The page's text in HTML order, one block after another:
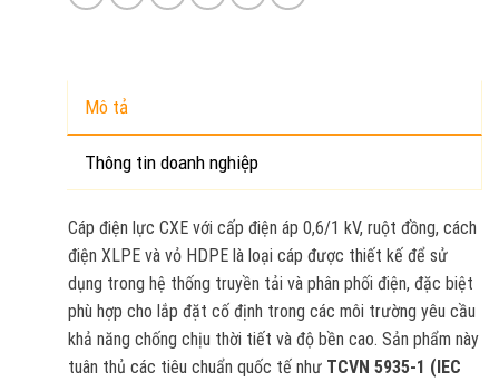
Mô tả
Thông tin doanh nghiệp
Cáp điện lực CXE với cấp điện áp 0,6/1 kV, ruột đồng, cách
điện XLPE và vỏ HDPE là loại cáp được thiết kế để sử
dụng trong hệ thống truyền tải và phân phối điện, đặc biệt
phù hợp cho lắp đặt cố định trong các môi trường yêu cầu
khả năng chống chịu thời tiết và độ bền cao. Sản phẩm này
tuân thủ các tiêu chuẩn quốc tế như TCVN 5935-1 (IEC